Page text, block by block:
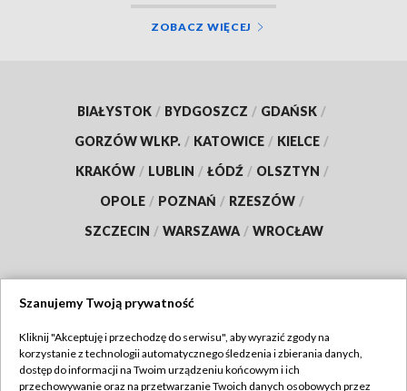
ZOBACZ WIĘCEJ
BIAŁYSTOK / BYDGOSZCZ / GDAŃSK /
GORZÓW WLKP. / KATOWICE / KIELCE /
KRAKÓW / LUBLIN / ŁÓDŹ / OLSZTYN /
OPOLE / POZNAŃ / RZESZÓW /
SZCZECIN / WARSZAWA / WROCŁAW
TVP
Abonament TVP
Szanujemy Twoją prywatność
Kliknij "Akceptuję i przechodzę do serwisu", aby wyrazić zgody na
korzystanie z technologii automatycznego śledzenia i zbierania danych,
dostęp do informacji na Twoim urządzeniu końcowym i ich
przechowywanie oraz na przetwarzanie Twoich danych osobowych przez